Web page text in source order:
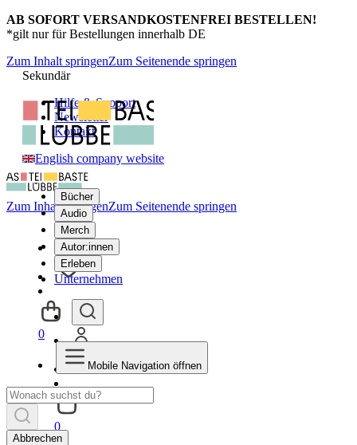
AB SOFORT VERSANDKOSTENFREI BESTELLEN!
*gilt nur für Bestellungen innerhalb DE
Zum Inhalt springenZum Seitenende springen
Sekundär
Hilfe & Support
Newsletter
Kontakt
English company website
Bücher
Audio
Merch
Autor:innen
Erleben
Unternehmen
0
Zum Inhalt springenZum Seitenende springen
0
Mobile Navigation öffnen
Abbrechen